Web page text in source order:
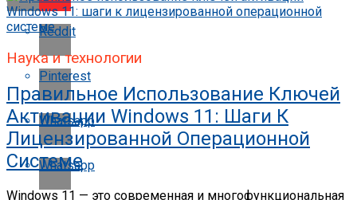
Reddit
Pinterest
Whatsapp
Whatsapp
Наука и технологии
Правильное Использование Ключей
Активации Windows 11: Шаги К
Лицензированной Операционной
Системе
Windows 11 — это современная и многофункциональная